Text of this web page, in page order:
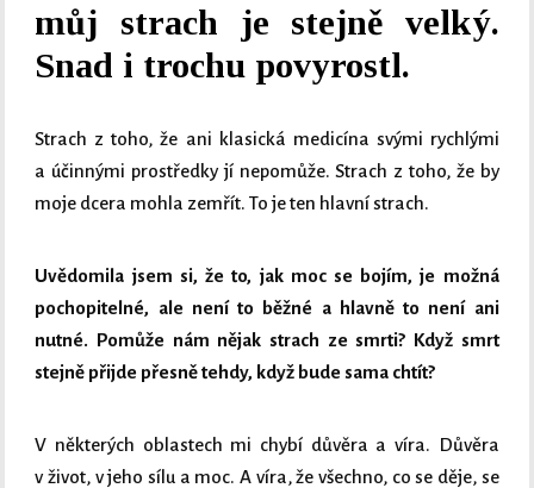
můj strach je stejně velký.
Snad i trochu povyrostl.
Strach z toho, že ani klasická medicína svými rychlými
a účinnými prostředky jí nepomůže. Strach z toho, že by
moje dcera mohla zemřít. To je ten hlavní strach.
Uvědomila jsem si, že to, jak moc se bojím, je možná
pochopitelné, ale není to běžné a hlavně to není ani
nutné. Pomůže nám nějak strach ze smrti? Když smrt
stejně přijde přesně tehdy, když bude sama chtít?
V některých oblastech mi chybí důvěra a víra. Důvěra
v život, v jeho sílu a moc. A víra, že všechno, co se děje, se